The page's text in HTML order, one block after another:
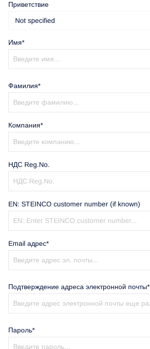
Приветствие
Имя*
Фамилия*
Компания*
НДС Reg.No.
EN: STEINCO customer number (if known)
Email адрес*
Подтверждение адреса электронной почты*
Пароль*